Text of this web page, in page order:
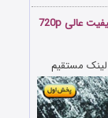
دانلود رایگان فیلم سینمایی ایرانی آخرین بازی با کیفیت عالی 720p
لینک مستقیم